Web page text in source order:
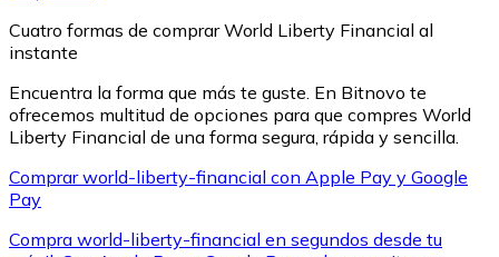
Cuatro formas de comprar World Liberty Financial al
instante
Encuentra la forma que más te guste. En Bitnovo te
ofrecemos multitud de opciones para que compres World
Liberty Financial de una forma segura, rápida y sencilla.
Comprar world-liberty-financial con Apple Pay y Google
Pay
Compra world-liberty-financial en segundos desde tu